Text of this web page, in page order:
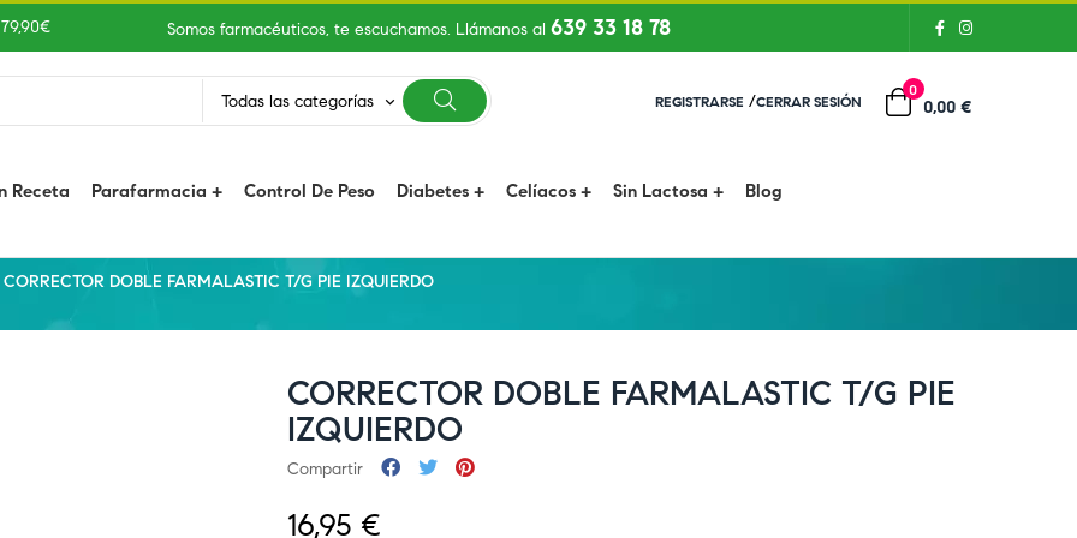
Somos farmacéuticos, te escuchamos. Llámanos al 639 33 18 78
Todas las categorías keyboard_arrow_down REGISTRARSE /CERRAR SESIÓN
0
0,00 €
Receta Parafarmacia Control De Peso Diabetes Celíacos Sin Lactosa Blog
CORRECTOR DOBLE FARMALASTIC T/G PIE IZQUIERDO
CORRECTOR DOBLE FARMALASTIC T/G PIE
IZQUIERDO
Compartir
16,95 €